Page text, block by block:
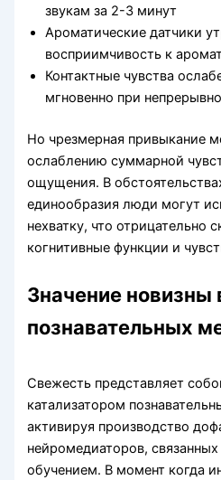
звукам за 2-3 минут
Ароматические датчики
восприимчивость к
Контактные чувства
мгновенно при
Но чрезмерная привыкание
ослаблению суммарной
ощущения. В
единообразия люди могут
нехватку, что отрицательно
когнитивные функции и
Значение новизны
познавательных
Свежесть представляет
катализатором
активируя производство
нейромедиаторов,
обучением. В момент когда